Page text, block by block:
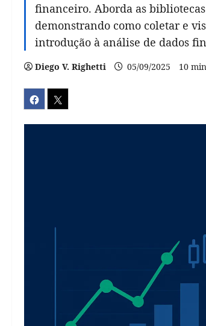
financeiro. Aborda as
demonstrando como coletar e
introdução à análise de dados
Diego V. Righetti 05/09/2025 10